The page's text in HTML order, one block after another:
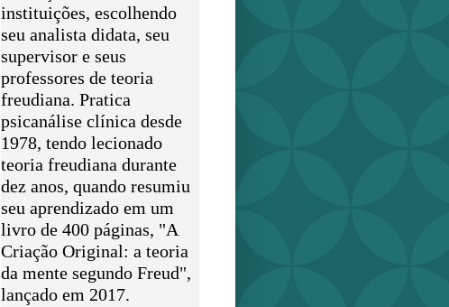
instituições, escolhendo
seu analista didata, seu
supervisor e seus
professores de teoria
freudiana. Pratica
psicanálise clínica desde
1978, tendo lecionado
teoria freudiana durante
dez anos, quando resumiu
seu aprendizado em um
livro de 400 páginas, "A
Criação Original: a teoria
da mente segundo Freud",
lançado em 2017.